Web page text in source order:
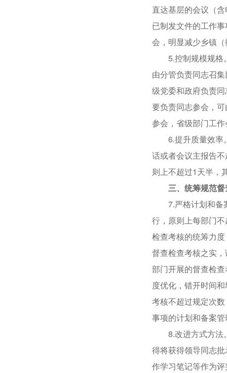
直达基层的会议（
已制发文件的工作
会，明显减少乡镇
5.控制规模规格。
由分管负责同志召
级党委和政府负责
要负责同志参会，
参会，省级部门工
6.提升质量效率。
话或者会议主报告
则上不超过1天半，
三、统筹规范
7.严格计划和备案
行，原则上每部门
检查考核的统筹力
督查检查考核之实
部门开展的督查检
度优化，错开时间
考核不超过规定次
事项的计划和备案
8.改进方式方法。
得将获得领导同志
作学习笔记等作为